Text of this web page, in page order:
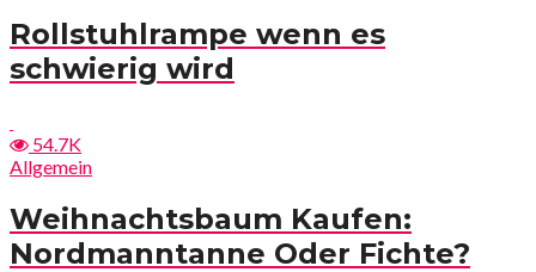
Rollstuhlrampe wenn es
schwierig wird
54.7K
Allgemein
Weihnachtsbaum Kaufen:
Nordmanntanne Oder Fichte?